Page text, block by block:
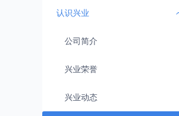
认识兴业
公司简介
兴业荣誉
兴业动态